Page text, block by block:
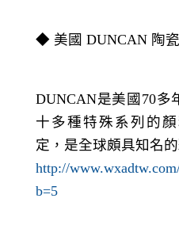
◆ 美國 DUNCAN 陶
DUNCAN是美國 70多
十多種特殊系列的
定，是全球頗具知名
http://
b=5